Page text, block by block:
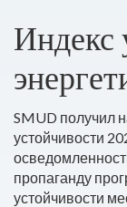
Индекс
SMUD получил
устойчивости
пропаганду
устойчивости